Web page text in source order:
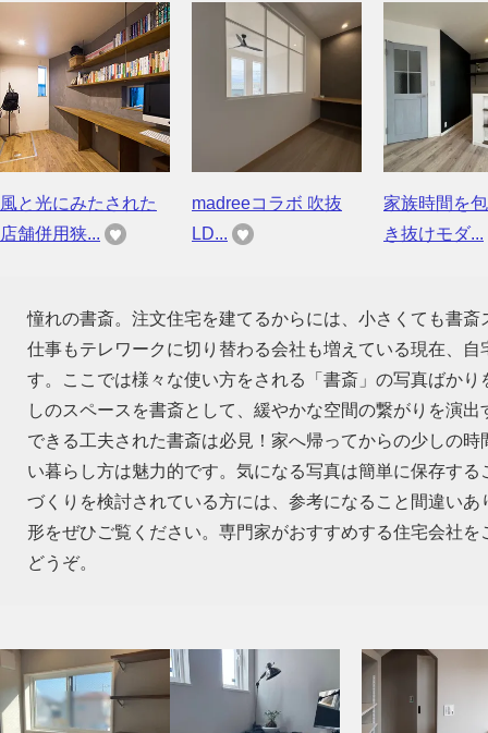
風と光にみたされた
店舗併用狭...
madreeコラボ 吹抜
LD...
家族時間を
き抜けモダ...
憧れの書斎。注文住宅を建てるからには、小さくても書
仕事もテレワークに切り替わる会社も増えている現在、
す。ここでは様々な使い方をされる「書斎」の写真ばか
しのスペースを書斎として、緩やかな空間の繋がりを演
できる工夫された書斎は必見！家へ帰ってからの少しの
い暮らし方は魅力的です。気になる写真は簡単に保存す
づくりを検討されている方には、参考になること間違い
形をぜひご覧ください。専門家がおすすめする住宅会社
どうぞ。